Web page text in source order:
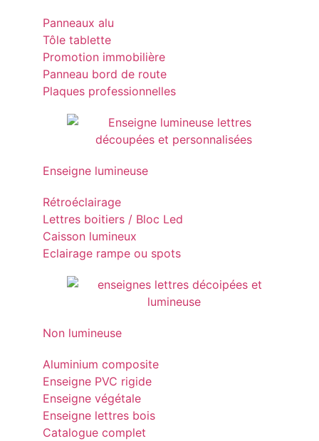
Panneaux alu
Tôle tablette
Promotion immobilière
Panneau bord de route
Plaques professionnelles
Enseigne lumineuse
Rétroéclairage
Lettres boitiers / Bloc Led
Caisson lumineux
Eclairage rampe ou spots
Non lumineuse
Aluminium composite
Enseigne PVC rigide
Enseigne végétale
Enseigne lettres bois
Catalogue complet